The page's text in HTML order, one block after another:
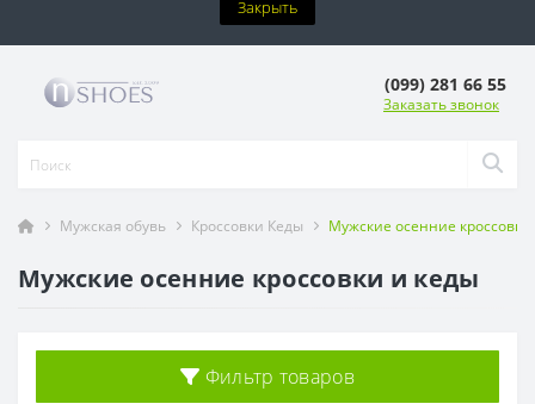
Закрыть
(099) 281 66 55
Заказать звонок
Мужская обувь Кроссовки Кеды Мужские осенние
Мужские осенние кроссовки и кеды
Фильтр товаров